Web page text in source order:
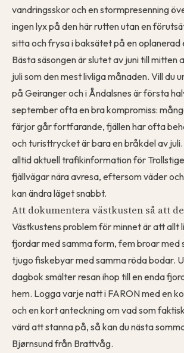
vandringsskor och en stormpresenning
ingen lyx på den här rutten utan en
sitta och frysa i baksätet på en
Bästa säsongen är slutet av juni till mitten
juli som den mest livliga månaden. Vill du
på Geiranger och i Åndalsnes är första
september ofta en bra kompromiss:
färjor går fortfarande, fjällen har ofta
och turisttrycket är bara en bråkdel av
alltid aktuell trafikinformation för
fjällvägar nära avresa, eftersom väder
kan ändra läget snabbt.
Att dokumentera västkusten så att
Västkustens problem för minnet är att allt
fjordar med samma form, fem broar med
tjugo fiskebyar med samma röda bodar.
dagbok smälter resan ihop till en enda
hem. Logga varje natti FARON med en
och en kort anteckning om vad som
värd att stanna på, så kan du nästa
Bjørnsund från Brattvåg.